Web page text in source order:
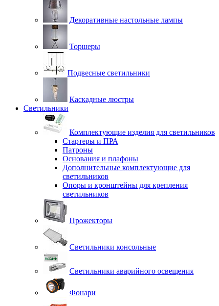
Декоративные настольные лампы
Торшеры
Подвесные светильники
Каскадные люстры
Светильники
Комплектующие изделия для светильников
Стартеры и ПРА
Патроны
Основания и плафоны
Дополнительные комплектующие для
светильников
Опоры и кронштейны для крепления
светильников
Прожекторы
Светильники консольные
Светильники аварийного освещения
Фонари